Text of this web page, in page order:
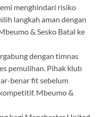
menghindari risiko
langkah aman dengan
& Sesko Batal ke
dengan timnas
pemulihan. Pihak klub
benar fit sebelum
Mbeumo &